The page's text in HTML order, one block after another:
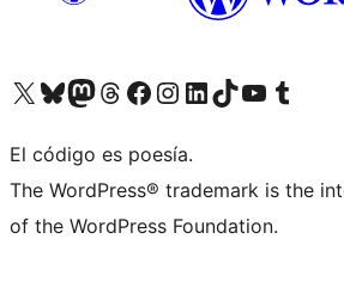
Visita nuestra cuenta de X (anteriormente Twitter)
Visita nuestra cuenta de Bluesky
Visita nuestra cuenta de Mastodon
Visita nuestra cuenta de Threads
Visita nuestra página de Facebook
Visita nuestra cuenta de Instagram
Visita nuestra cuenta de LinkedIn
Visita nuestra cuenta de TikTok
Visita nuestro canal de YouTube
Visita nuestra cuenta de Tumblr
El código es poesía.
The WordPress® trademark is the
of the WordPress Foundation.